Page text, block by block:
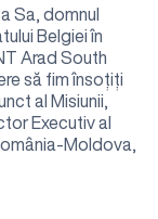
Sa, domnul
Belgiei în
Arad South
să fim însoțiți
al Misiunii,
Executiv al
Moldova,